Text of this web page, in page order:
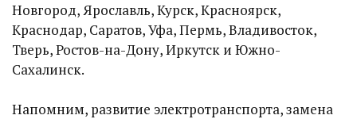
Новгород, Ярославль, Курск, Красноярск,
Краснодар, Саратов, Уфа, Пермь, Владивосток,
Тверь, Ростов-на-Дону, Иркутск и Южно-
Сахалинск.
Напомним, развитие электротранспорта, замена